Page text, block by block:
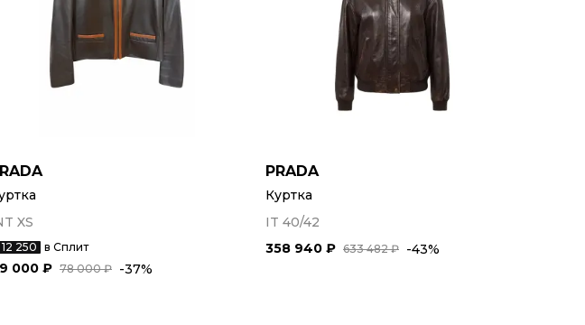
XS
12 250 в Сплит
78 000 ₽
000 ₽ -37%
PRADA
Куртка
IT 40/42
633 482 ₽
358 940 ₽ -43%